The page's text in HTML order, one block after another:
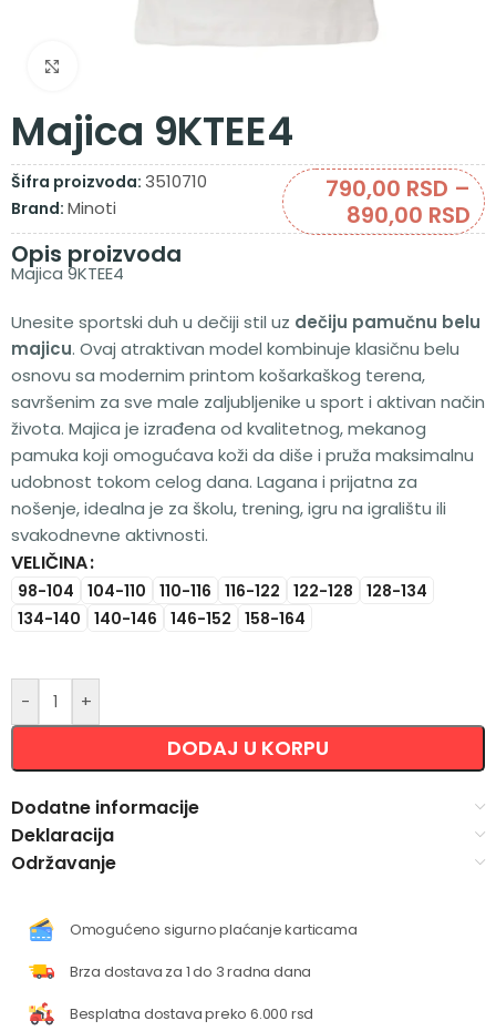
Majica 9KTEE4
Šifra proizvoda: 3510710
Brand: Minoti
790,00 RSD –
890,00 RSD
Opis proizvoda
Majica 9KTEE4
Unesite sportski duh u dečiji stil uz dečiju pamučnu belu
majicu. Ovaj atraktivan model kombinuje klasičnu belu
osnovu sa modernim printom košarkaškog terena,
savršenim za sve male zaljubljenike u sport i aktivan način
života. Majica je izrađena od kvalitetnog, mekanog
pamuka koji omogućava koži da diše i pruža maksimalnu
udobnost tokom celog dana. Lagana i prijatna za
nošenje, idealna je za školu, trening, igru na igralištu ili
svakodnevne aktivnosti.
VELIČINA
98-104 104-110 110-116 116-122 122-128
128-134
134-140
140-146 146-152 158-164
- +
DODAJ U KORPU
Alternative:
Dodatne informacije
Deklaracija
Održavanje
Omogućeno sigurno plaćanje karticama
Brza dostava za 1 do 3 radna dana
Besplatna dostava preko 6.000 rsd